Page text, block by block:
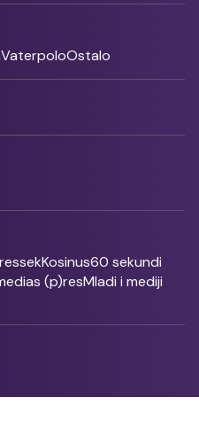
VaterpoloOstalo
Kosinus60 sekundi
(p)resMladi i mediji